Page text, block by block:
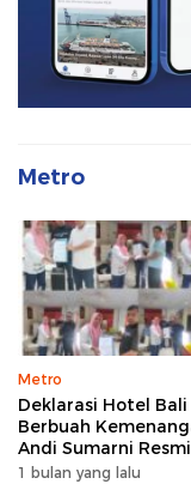
Metro
Metro
Deklarasi Hotel Bali
Berbuah
Andi Sumarni Resmi
Nahkodai DPW FK
1 bulan yang lalu